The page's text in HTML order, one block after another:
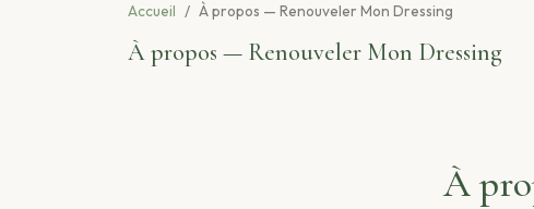
Accueil À propos — Renouveler Mon Dressing
À propos — Renouveler Mon Dressing
À